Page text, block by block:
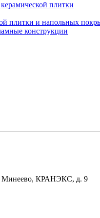
плитки
плитки и напольных
конструкции
Минеево, КРАНЭКС, д. 9